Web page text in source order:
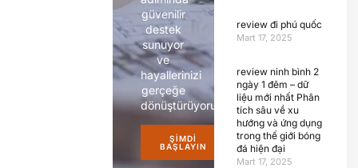
güvenilir
destek
sunuyor
ve
hayallerinizi
gerçeğe
dönüştürüyoruz.
ŞIMDI
BAŞLAYIN
review đi phú quốc
Mart 17, 2025
review ninh bình 2
ngày 1 đêm – dữ
liệu mới nhất Phân
tích sâu về xu
hướng và ứng dụng
trong thế giới bóng
đá hiện đại
Mart 17, 2025